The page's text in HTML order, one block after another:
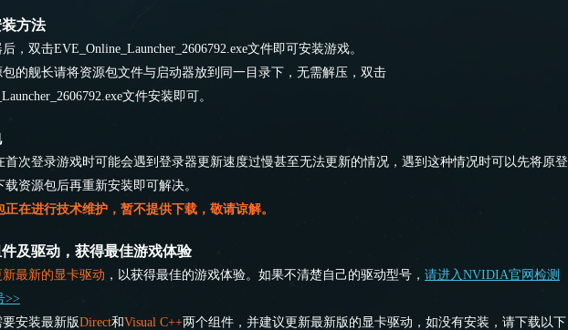
方法
，双击EVE_Online_Launcher_ 2606792.exe文件即可安装游戏。
的舰长请将资源包文件与启动器放到同一目录下，无需解压，双击
2606792.exe文件安装即可。
首次登录游戏时可能会遇到登录器更新速度过慢甚至无法更新的情况，遇到这种情况时可以先将原登
资源包后再重新安装即可解决。
正在进行技术维护，暂不提供下载，敬请谅解。
及驱动，获得最佳游戏体验
最新的显卡驱动 ，以获得最佳的游戏体验。如果不清楚自己的驱动型号， 请进入NVIDIA官网检测
>>
安装最新版Direct和Visual C++两个组件，并建议更新最新版的显卡驱动，如没有安装，请下载以下